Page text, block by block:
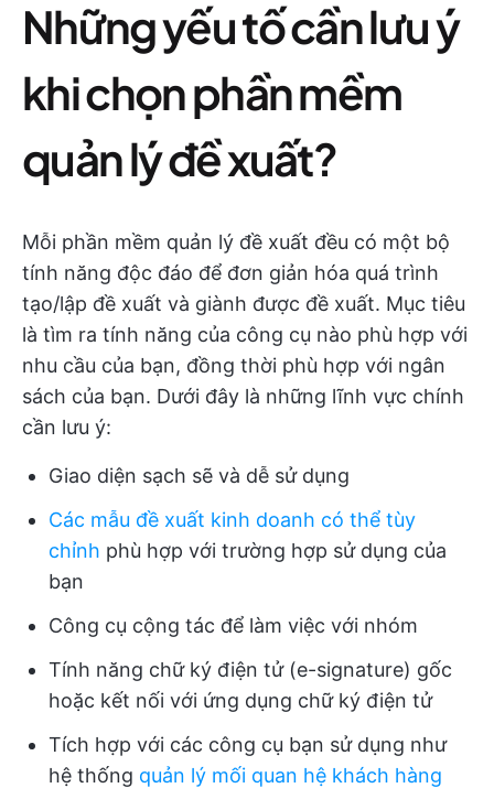
Những yếu tố cần lưu ý
khi chọn phần mềm
quản lý đề xuất?
Mỗi phần mềm quản lý đề xuất đều có một bộ
tính năng độc đáo để đơn giản hóa quá trình
tạo/lập đề xuất và giành được đề xuất. Mục tiêu
là tìm ra tính năng của công cụ nào phù hợp với
nhu cầu của bạn, đồng thời phù hợp với ngân
sách của bạn. Dưới đây là những lĩnh vực chính
cần lưu ý:
Giao diện sạch sẽ và dễ sử dụng
Các mẫu đề xuất kinh doanh có thể tùy
chỉnh phù hợp với trường hợp sử dụng của
bạn
Công cụ cộng tác để làm việc với nhóm
Tính năng chữ ký điện tử (e-signature) gốc
hoặc kết nối với ứng dụng chữ ký điện tử
Tích hợp với các công cụ bạn sử dụng như
hệ thống quản lý mối quan hệ khách hàng